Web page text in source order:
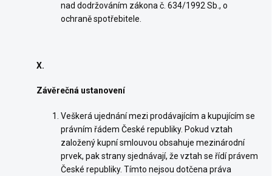
nad dodržováním zákona č. 634/1992 Sb., o
ochraně spotřebitele.
X.
Závěrečná ustanovení
Veškerá ujednání mezi prodávajícím a kupujícím se
právním řádem České republiky. Pokud vztah
založený kupní smlouvou obsahuje mezinárodní
prvek, pak strany sjednávají, že vztah se řídí právem
České republiky. Tímto nejsou dotčena práva